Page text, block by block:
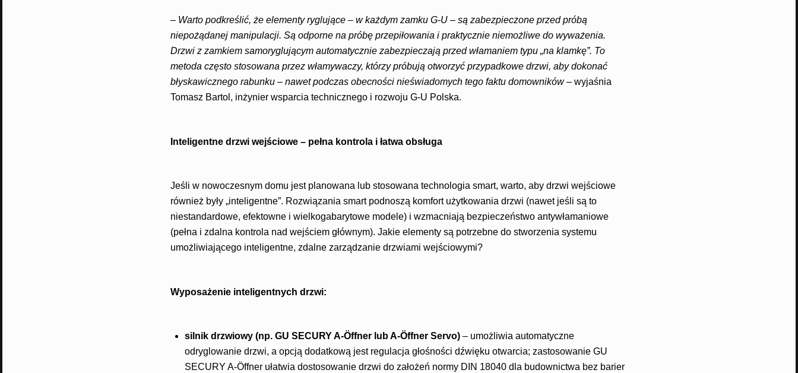
–Warto podkreślić, że elementy ryglujące – w każdym zamku G-U – są zabezpieczone przed próbą
niepożądanej manipulacji. Są odporne na próbę przepiłowania i praktycznie niemożliwe do wyważenia.
Drzwi z zamkiem samoryglującym automatycznie zabezpieczają przed włamaniem typu „na klamkę”. To
metoda często stosowana przez włamywaczy, którzy próbują otworzyć przypadkowe drzwi, aby dokonać
błyskawicznego rabunku – nawet podczas obecności nieświadomych tego faktu domowników– wyjaśnia
Tomasz Bartol, inżynier wsparcia technicznego i rozwoju G-U Polska.
Inteligentne drzwi wejściowe – pełna kontrola i łatwa obsługa
Jeśli w nowoczesnym domu jest planowana lub stosowana technologia smart, warto, aby drzwi wejściowe
również były „inteligentne”. Rozwiązania smart podnoszą komfort użytkowania drzwi (nawet jeśli są to
niestandardowe, efektowne i wielkogabarytowe modele) i wzmacniają bezpieczeństwo antywłamaniowe
(pełna i zdalna kontrola nad wejściem głównym). Jakie elementy są potrzebne do stworzenia systemu
umożliwiającego inteligentne, zdalne zarządzanie drzwiami wejściowymi?
Wyposażenie inteligentnych drzwi:
silnik drzwiowy (np. GU SECURY A-Öffner lub A-Öffner Servo)– umożliwia automatyczne
odryglowanie drzwi, a opcją dodatkową jest regulacja głośności dźwięku otwarcia; zastosowanie GU
SECURY A-Öffner ułatwia dostosowanie drzwi do założeń normy DIN 18040 dla budownictwa bez barier